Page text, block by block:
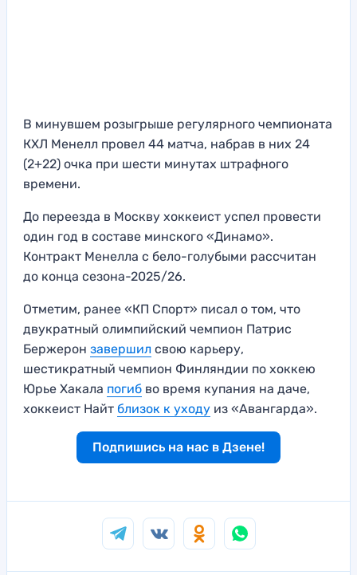
В минувшем розыгрыше регулярного чемпионата
КХЛ Менелл провел 44 матча, набрав в них 24
(2+22) очка при шести минутах штрафного
времени.
До переезда в Москву хоккеист успел провести
один год в составе минского «Динамо».
Контракт Менелла с бело-голубыми рассчитан
до конца сезона-2025/26.
Отметим, ранее «КП Спорт» писал о том, что
двукратный олимпийский чемпион Патрис
Бержерон завершил свою карьеру,
шестикратный чемпион Финляндии по хоккею
Юрье Хакала погиб во время купания на даче,
хоккеист Найт близок к уходу из «Авангарда».
Подпишись на нас в Дзене!